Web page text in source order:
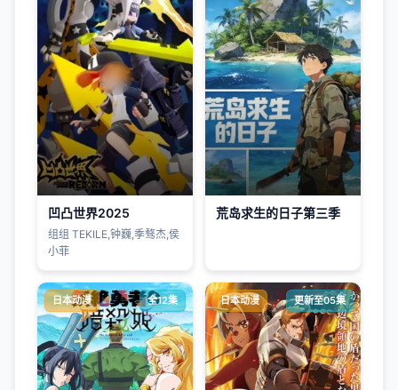
凹凸世界2025
组组 TEKILE,钟巍,季骜杰,侯
小菲
荒岛求生的日子第三季
日本动漫 全12集 日本动漫 更新至05集